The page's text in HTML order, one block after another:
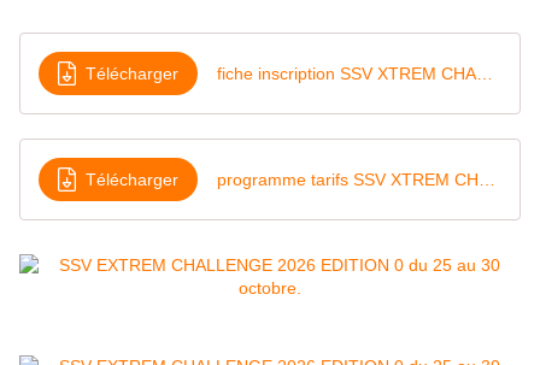
Télécharger
Télécharger